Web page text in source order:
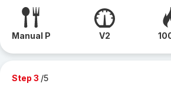
Manual P V2
Step 3 /5